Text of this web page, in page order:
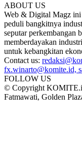
ABOUT US
Web & Digital Magz ini
peduli bangkitnya
seputar perkembangan
memberdayakan
untuk kebangkitan
Contact us:
fx.winarto@komite.id,
FOLLOW US
© Copyright
Fatmawati, Golden